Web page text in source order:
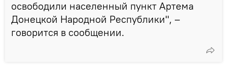
освободили населенный пункт Артема
Донецкой Народной Республики", –
говорится в сообщении.